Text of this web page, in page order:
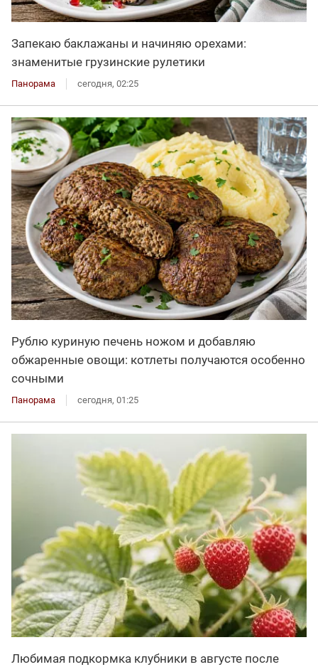
Запекаю баклажаны и начиняю орехами:
знаменитые грузинские рулетики
Панорама сегодня, 02:25
Рублю куриную печень ножом и добавляю
обжаренные овощи: котлеты получаются особенно
сочными
Панорама сегодня, 01:25
Любимая подкормка клубники в августе после